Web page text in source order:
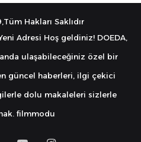
Hakları Saklıdır
Adresi Hoş geldiniz! DOEDA,
ulaşabileceğiniz özel bir
güncel haberleri, ilgi çekici
dolu makaleleri sizlerle
filmmodu